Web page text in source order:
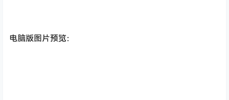
电脑版图片预览：